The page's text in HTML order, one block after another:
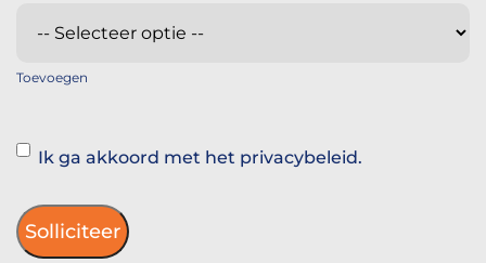
Toevoegen
Instemming
Ik ga akkoord met het privacybeleid.